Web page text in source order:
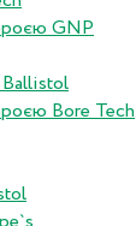
GNP
Ballistol
Bore Tech